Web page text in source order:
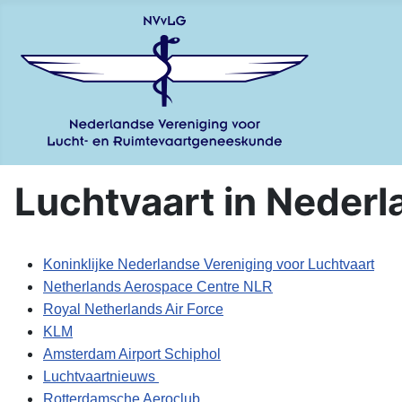
Luchtvaart in
Koninklijke Nederlandse Vereniging voor Luchtvaart
Netherlands Aerospace Centre NLR
Royal Netherlands Air Force
KLM
Amsterdam Airport Schiphol
Luchtvaartnieuws
Rotterdamsche Aeroclub